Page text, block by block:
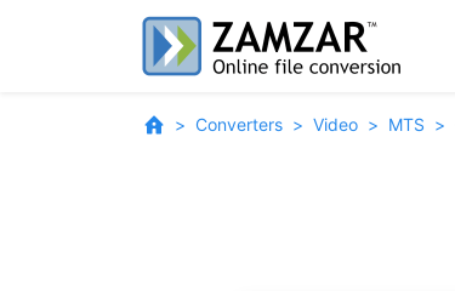
Converters Video MTS